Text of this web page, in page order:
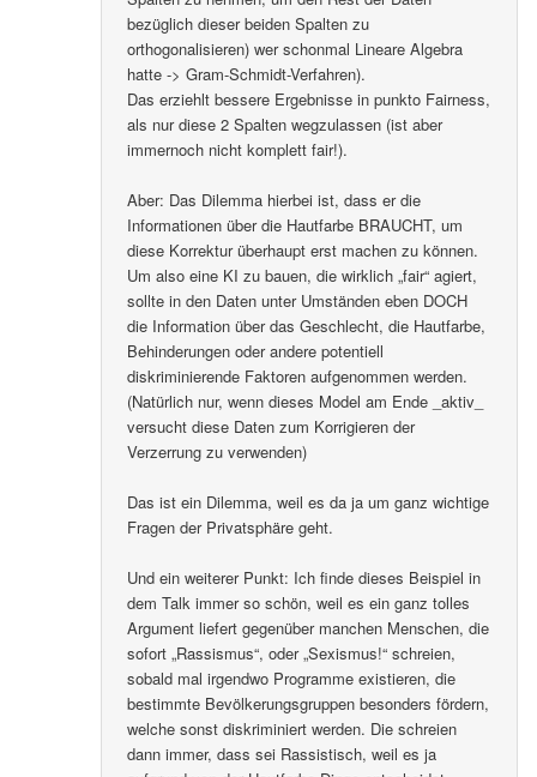
bezüglich dieser beiden Spalten zu
orthogonalisieren) wer schonmal Lineare Algebra
hatte -> Gram-Schmidt-Verfahren).
Das erziehlt bessere Ergebnisse in punkto Fairness,
als nur diese 2 Spalten wegzulassen (ist aber
immernoch nicht komplett fair!).
Aber: Das Dilemma hierbei ist, dass er die
Informationen über die Hautfarbe BRAUCHT, um
diese Korrektur überhaupt erst machen zu können.
Um also eine KI zu bauen, die wirklich „fair“ agiert,
sollte in den Daten unter Umständen eben DOCH
die Information über das Geschlecht, die Hautfarbe,
Behinderungen oder andere potentiell
diskriminierende Faktoren aufgenommen werden.
(Natürlich nur, wenn dieses Model am Ende _aktiv_
versucht diese Daten zum Korrigieren der
Verzerrung zu verwenden)
Das ist ein Dilemma, weil es da ja um ganz wichtige
Fragen der Privatsphäre geht.
Und ein weiterer Punkt: Ich finde dieses Beispiel in
dem Talk immer so schön, weil es ein ganz tolles
Argument liefert gegenüber manchen Menschen, die
sofort „Rassismus“, oder „Sexismus!“ schreien,
sobald mal irgendwo Programme existieren, die
bestimmte Bevölkerungsgruppen besonders fördern,
welche sonst diskriminiert werden. Die schreien
dann immer, dass sei Rassistisch, weil es ja